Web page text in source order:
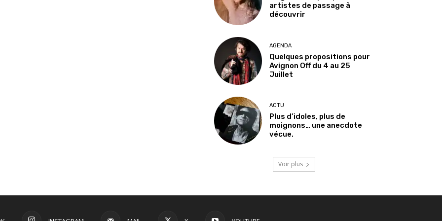
artistes de passage à
découvrir
AGENDA
Quelques propositions pour
Avignon Off du 4 au 25
Juillet
ACTU
Plus d’idoles, plus de
moignons… une anecdote
vécue.
Voir plus